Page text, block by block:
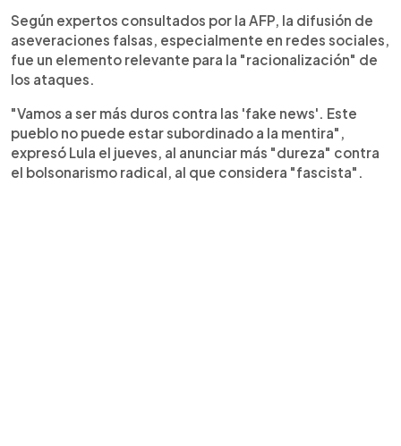
Según expertos consultados por la AFP, la difusión de
aseveraciones falsas, especialmente en redes sociales,
fue un elemento relevante para la "racionalización" de
los ataques.
"Vamos a ser más duros contra las 'fake news'. Este
pueblo no puede estar subordinado a la mentira",
expresó Lula el jueves, al anunciar más "dureza" contra
el bolsonarismo radical, al que considera "fascista".